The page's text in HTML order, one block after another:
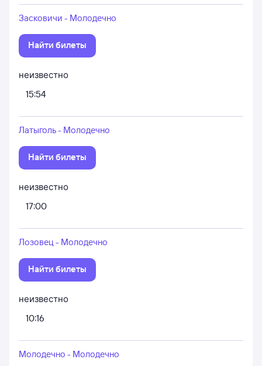
Засковичи - Молодечно
Найти билеты
неизвестно
15:54
Латыголь - Молодечно
Найти билеты
неизвестно
17:00
Лозовец - Молодечно
Найти билеты
неизвестно
10:16
Молодечно - Молодечно